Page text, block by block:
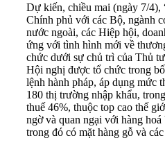
Dự kiến, chiều mai (ngày 7/
Chính phủ với các Bộ, ngành
nước ngoài, các Hiệp hội,
ứng với tình hình mới về
chức dưới sự chủ trì của Thủ
Hội nghị được tổ chức trong
lệnh hành pháp, áp dụng mức
180 thị trường nhập khẩu,
thuế 46%, thuộc top cao thế
ngờ và quan ngại với hàng
trong đó có mặt hàng gỗ và